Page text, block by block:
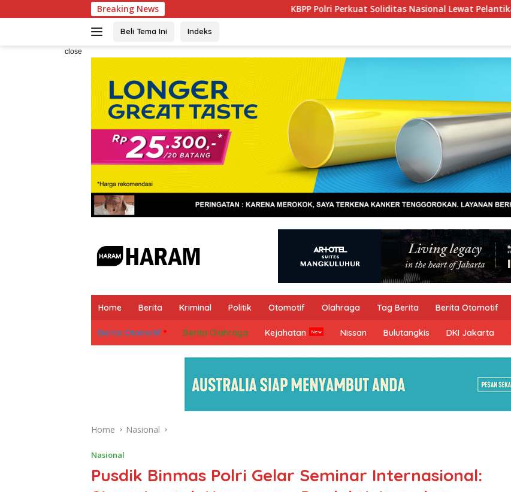
to
Breaking News KBPP Polri Perkuat Soliditas Nasional Lewat Pelantikan Pengurus Baru
Beli Tema Ini Indeks
close
Home Berita Kriminal Politik Otomotif Olahraga Tag Berita Berita Otomotif
Berita Otomotif Berita Olahraga Kejahatan Nissan Bulutangkis DKI Jakarta
Home Nasional
Nasional
Pusdik Binmas Polri Gelar Seminar Internasional: